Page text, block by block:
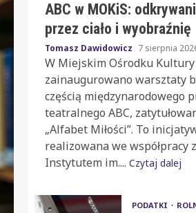
ABC w MOKiS:
przez ciało i wyobraźnię
Tomasz Dawidowicz 7 sierpnia
W Miejskim Ośrodku
zainaugurowano warsztaty
częścią międzynarodowego
teatralnego ABC,
„Alfabet Miłości”. To
realizowana we współpracy z
Instytutem im.... Czytaj dalej
PODATKI